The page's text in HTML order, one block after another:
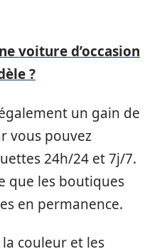
voiture d’occasion
?
un gain de
vous pouvez
24h/24 et 7j/7.
que les boutiques
en permanence.
couleur et les